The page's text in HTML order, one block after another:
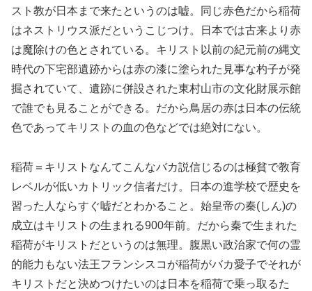
スト教が日本まで来たというのは嘘。同じ赤色だから稲荷
はネストリウス派だというこじつけ。日本では古来より赤
は魔除けの色とされている。キリスト以前の紀元前の縄文
時代の下宅部遺跡からは赤の漆に塗られた見事な杓子が発
掘されていて、遺跡に併設された東村山市の文化財展示館
で誰でも見ることができる。だから鳥居の赤は日本の伝統
色であってキリストの血の色などでは絶対にない。
稲荷＝キリストなんてこんなバカ説信じるのは極貧で教育
レベルが低いカトリック信者だけ。日本の進学校で歴史を
習った人ならすぐ嘘だとわかること。始皇帝の秦(しん)の
成立はキリストの生まれる900年前。だから秦で生まれた
稲荷がキリストだというのは無理。腹黒い政治家で何の霊
的能力もない法王フランシスコが稲荷がバカ愛子でそれが
キリストだと決めつけたいのは日本を稲荷で乗っ取るた